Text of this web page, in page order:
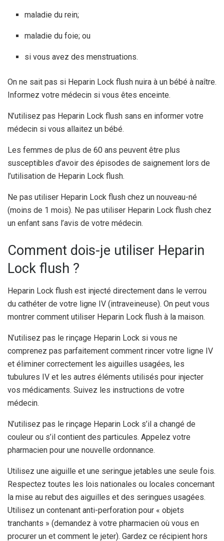
maladie du rein;
maladie du foie; ou
si vous avez des menstruations.
On ne sait pas si Heparin Lock flush nuira à un bébé à naître.
Informez votre médecin si vous êtes enceinte.
N’utilisez pas Heparin Lock flush sans en informer votre
médecin si vous allaitez un bébé.
Les femmes de plus de 60 ans peuvent être plus
susceptibles d’avoir des épisodes de saignement lors de
l’utilisation de Heparin Lock flush.
Ne pas utiliser Heparin Lock flush chez un nouveau-né
(moins de 1 mois). Ne pas utiliser Heparin Lock flush chez
un enfant sans l’avis de votre médecin.
Comment dois-je utiliser Heparin
Lock flush ?
Heparin Lock flush est injecté directement dans le verrou
du cathéter de votre ligne IV (intraveineuse). On peut vous
montrer comment utiliser Heparin Lock flush à la maison.
N’utilisez pas le rinçage Heparin Lock si vous ne
comprenez pas parfaitement comment rincer votre ligne IV
et éliminer correctement les aiguilles usagées, les
tubulures IV et les autres éléments utilisés pour injecter
vos médicaments. Suivez les instructions de votre
médecin.
N’utilisez pas le rinçage Heparin Lock s’il a changé de
couleur ou s’il contient des particules. Appelez votre
pharmacien pour une nouvelle ordonnance.
Utilisez une aiguille et une seringue jetables une seule fois.
Respectez toutes les lois nationales ou locales concernant
la mise au rebut des aiguilles et des seringues usagées.
Utilisez un contenant anti-perforation pour « objets
tranchants » (demandez à votre pharmacien où vous en
procurer un et comment le jeter). Gardez ce récipient hors